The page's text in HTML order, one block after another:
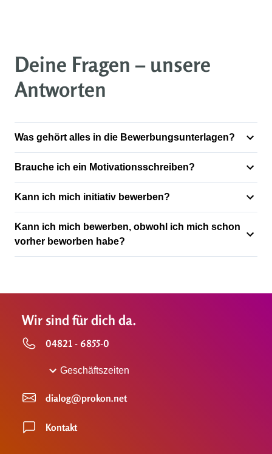
Deine Fragen – unsere
Antworten
Was gehört alles in die Bewerbungsunterlagen?
Brauche ich ein Motivationsschreiben?
Kann ich mich initiativ bewerben?
Kann ich mich bewerben, obwohl ich mich schon
vorher beworben habe?
Wir sind für dich da.
04821 - 6855-0
Geschäftszeiten
dialog@prokon.net
Kontakt